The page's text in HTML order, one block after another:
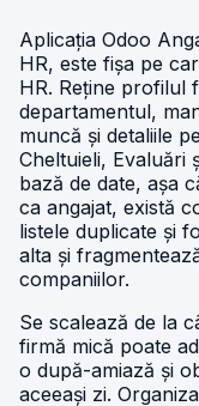
Aplicația Odoo
HR, este fișa pe
HR. Reține profilul
departamentul,
muncă și detaliile
Cheltuieli, Evaluări
bază de date, așa
ca angajat, există
listele duplicate și
alta și
companiilor.
Se scalează de la
firmă mică poate
o după-amiază și
aceeași zi.